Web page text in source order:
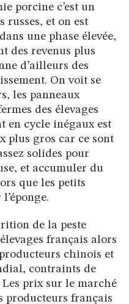
porcine c’est un
russes, et on est
une phase élevée,
des revenus plus
d’ailleurs des
On voit se
les panneaux
des élevages
en cycle inégaux est
plus gros car ce sont
solides pour
et accumuler du
que les petits
de la peste
français alors
producteurs chinois et
contraints de
prix sur le marché
producteurs français